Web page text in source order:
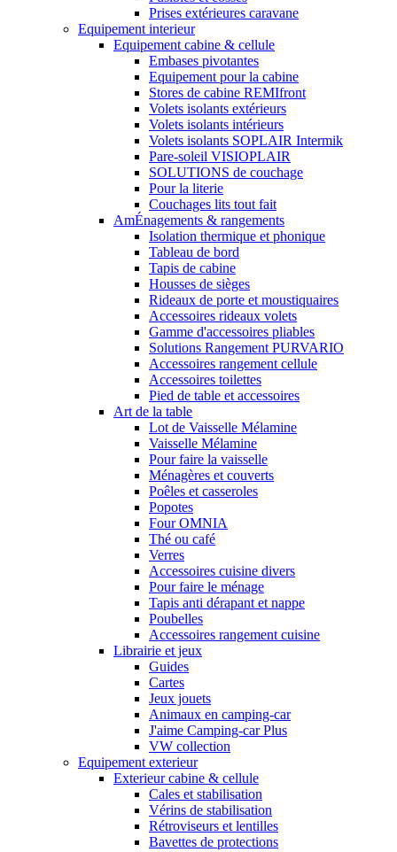
Prises extérieures caravane
Equipement interieur
Equipement cabine & cellule
Embases pivotantes
Equipement pour la cabine
Stores de cabine REMIfront
Volets isolants extérieurs
Volets isolants intérieurs
Volets isolants SOPLAIR Intermik
Pare-soleil VISIOPLAIR
SOLUTIONS de couchage
Pour la literie
Couchages lits tout fait
AmÉnagements & rangements
Isolation thermique et phonique
Tableau de bord
Tapis de cabine
Housses de sièges
Rideaux de porte et moustiquaires
Accessoires rideaux volets
Gamme d'accessoires pliables
Solutions Rangement PURVARIO
Accessoires rangement cellule
Accessoires toilettes
Pied de table et accessoires
Art de la table
Lot de Vaisselle Mélamine
Vaisselle Mélamine
Pour faire la vaisselle
Ménagères et couverts
Poêles et casseroles
Popotes
Four OMNIA
Thé ou café
Verres
Accessoires cuisine divers
Pour faire le ménage
Tapis anti dérapant et nappe
Poubelles
Accessoires rangement cuisine
Librairie et jeux
Guides
Cartes
Jeux jouets
Animaux en camping-car
J'aime Camping-car Plus
VW collection
Equipement exterieur
Exterieur cabine & cellule
Cales et stabilisation
Vérins de stabilisation
Rétroviseurs et lentilles
Bavettes de protections